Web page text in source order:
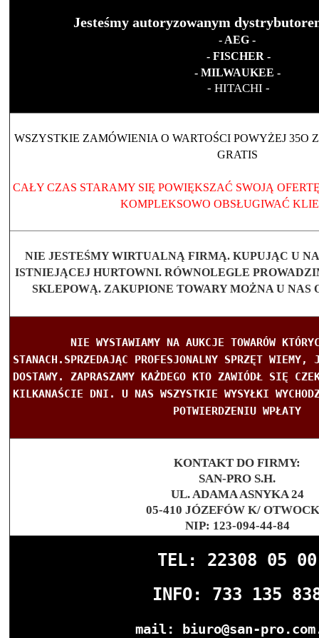
Jesteśmy autoryzowanym
- AEG -
- FISCHER -
- MILWAUKEE -
- HITACHI -
WSZYSTKIE ZAMÓWIENIA O WARTOŚCI POWYŻEJ
GRATIS
CAŁY CZAS STARAMY SIĘ POWIĘKSZAĆ SWOJĄ
KOMPLEKSOWO OBSŁUGIWAĆ
NIE JESTEŚMY WIRTUALNĄ FIRMĄ. KUPUJĄC U
ISTNIEJĄCEJ HURTOWNI. RÓWNOLEGLE
SKLEPOWĄ. ZAKUPIONE TOWARY MOŻNA U NAS
NIE WYSTAWIAMY NA AUKCJE TOWARÓW
STANACH.SPRZEDAJĄC PROFESJONALNY SPRZĘT WIEMY,
DOSTAWY. ZAPRASZAMY KAŻDEGO KTO ZAWIÓDŁ SIĘ
KILKANAŚCIE DNI. U NAS WSZYSTKIE WYSYŁKI
POTWIERDZENIU WPŁATY
KONTAKT DO FIRMY:
SAN-PRO S.H.
UL. ADAMA ASNYKA 24
05-410 JÓZEFÓW K/
NIP: 123-094-44-84
TEL: 22308 05 00
INFO: 733 135
mail: biuro@san-